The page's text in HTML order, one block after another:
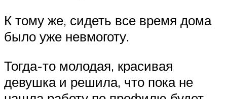
К тому же, сидеть все время дома
было уже невмоготу.
Тогда-то молодая, красивая
девушка и решила, что пока не